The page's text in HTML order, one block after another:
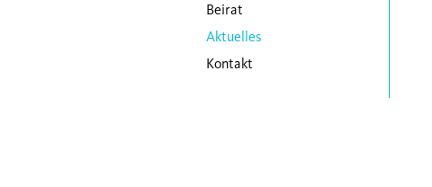
Beirat
Aktuelles
Kontakt